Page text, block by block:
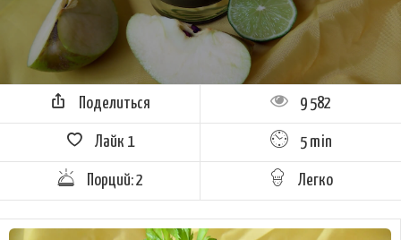
Поделиться 9 582
Лайк 1 5 min
Порций: 2 Легко